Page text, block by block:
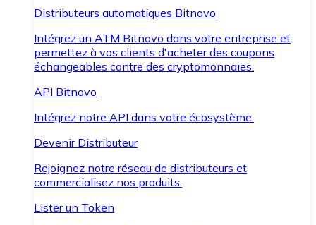
Distributeurs automatiques Bitnovo
Intégrez un ATM Bitnovo dans votre entreprise et
permettez à vos clients d'acheter des coupons
échangeables contre des cryptomonnaies.
API Bitnovo
Intégrez notre API dans votre écosystème.
Devenir Distributeur
Rejoignez notre réseau de distributeurs et
commercialisez nos produits.
Lister un Token